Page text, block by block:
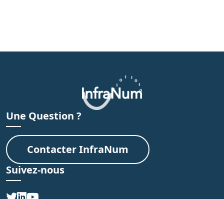
Une Question ?
Contacter InfraNum
Suivez-nous